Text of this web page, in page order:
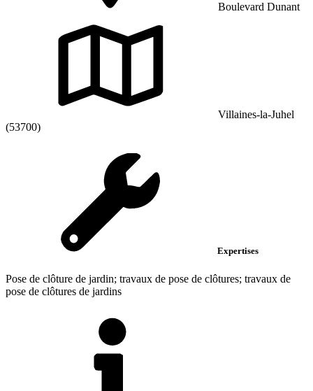
Boulevard Dunant
Villaines-la-Juhel
(53700)
Expertises
Pose de clôture de jardin; travaux de pose de clôtures; travaux de
pose de clôtures de jardins